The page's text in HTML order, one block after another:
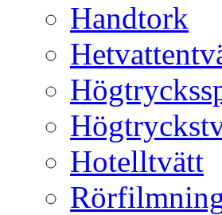
Handtork
Hotelltvätt